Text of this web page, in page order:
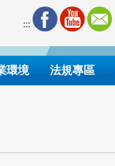
:::
環境 法規專區